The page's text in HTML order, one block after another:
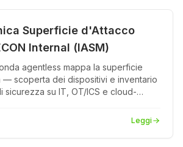
Superficie d'Attacco
Internal (IASM)
agentless mappa la superficie
— scoperta dei dispositivi e inventario
sicurezza su IT, OT/ICS e cloud-
Leggi